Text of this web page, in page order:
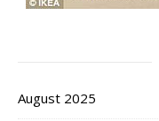
August 2025